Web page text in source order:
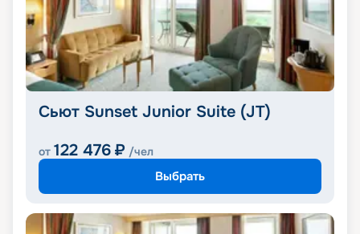
Сьют Sunset Junior Suite (JT)
от 122 476 ₽ /чел
Выбрать